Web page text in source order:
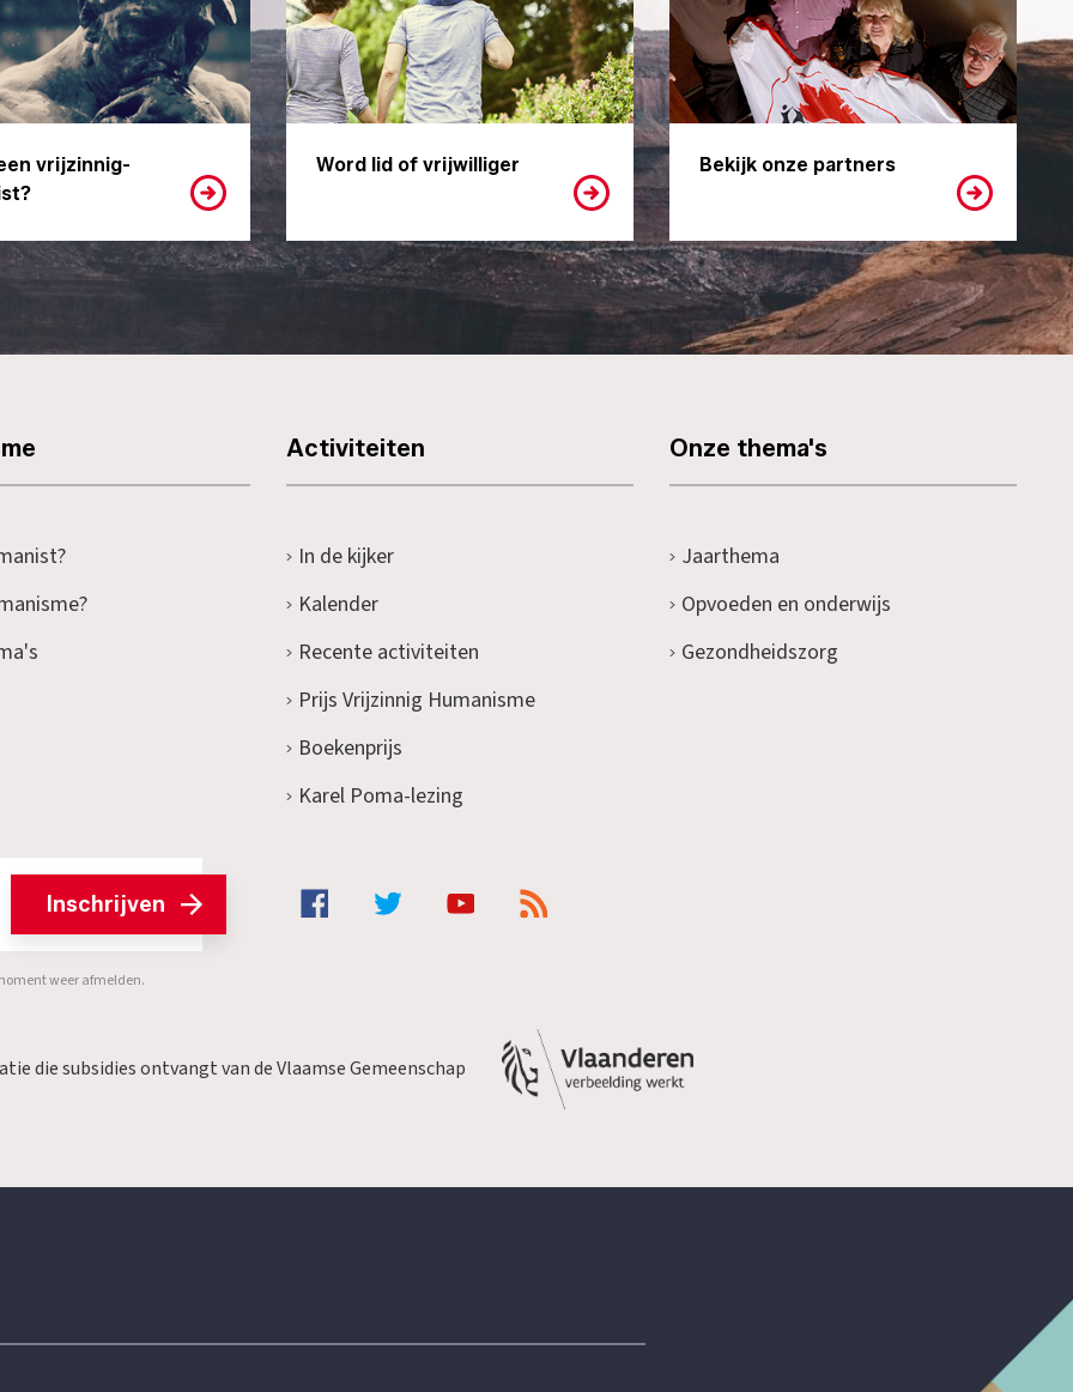
vrijzinnig-
Word lid of vrijwilliger Bekijk onze partners
Activiteiten
In de kijker
Kalender
Recente activiteiten
Prijs Vrijzinnig Humanisme
Boekenprijs
Karel Poma-lezing
Onze thema's
Jaarthema
Opvoeden en onderwijs
Gezondheidszorg
Inschrijven
weer afmelden.
die subsidies ontvangt van de Vlaamse Gemeenschap